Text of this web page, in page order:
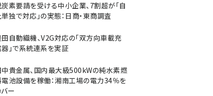
素要請を受ける中小企業、7割超が「自
独で対応」の実態：日商・東商調査
田自動織機、V2G対応の「双方向車載充
器」で系統連系を実証
中貴金属、国内最大級500kWの純水素燃
池設備を稼働：湘南工場の電力34％を
ー